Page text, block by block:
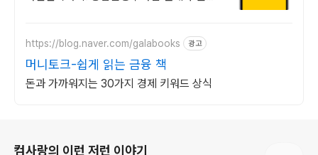
https://blog.naver.com/galabooks 광고
머니토크-쉽게 읽는 금융 책
돈과 가까워지는 30가지 경제 키워드 상식
컴사랑의 이런 저런 이야기